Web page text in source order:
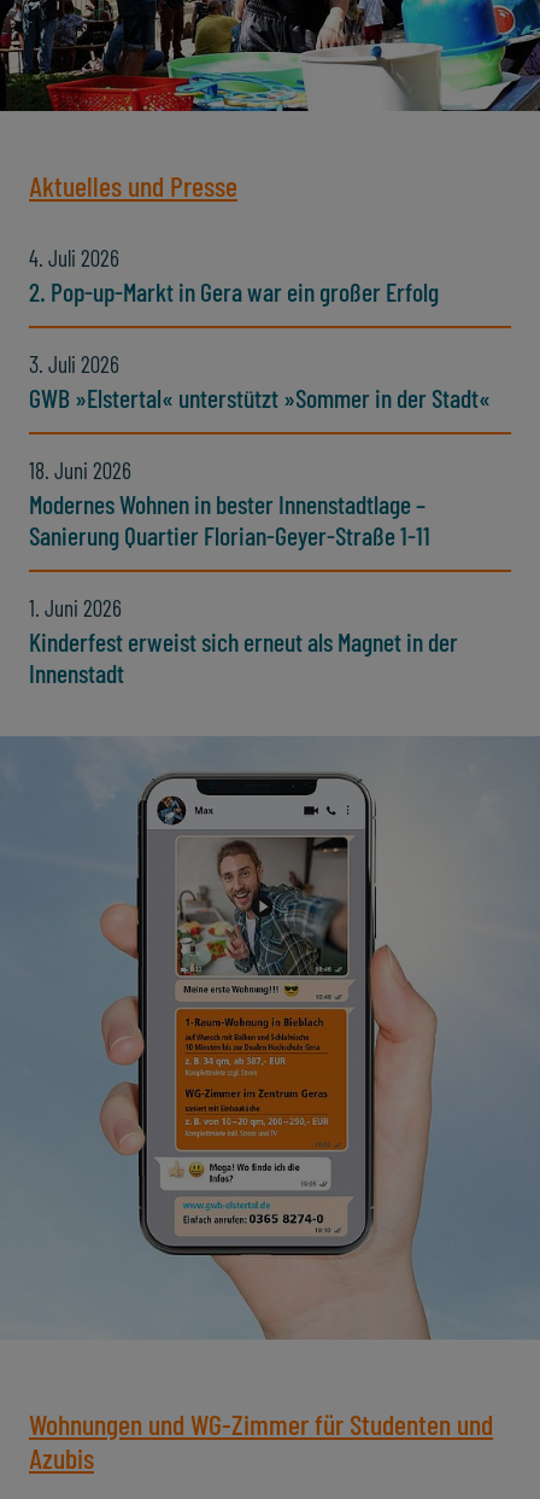
Aktuelles und Presse
4. Juli 2026
2. Pop-up-Markt in Gera war ein großer Erfolg
3. Juli 2026
GWB »Elstertal« unterstützt »Sommer in der Stadt«
18. Juni 2026
Modernes Wohnen in bester Innenstadtlage –
Sanierung Quartier Florian-Geyer-Straße 1-11
1. Juni 2026
Kinderfest erweist sich erneut als Magnet in der
Innenstadt
Wohnungen und WG-Zimmer für Studenten und
Azubis